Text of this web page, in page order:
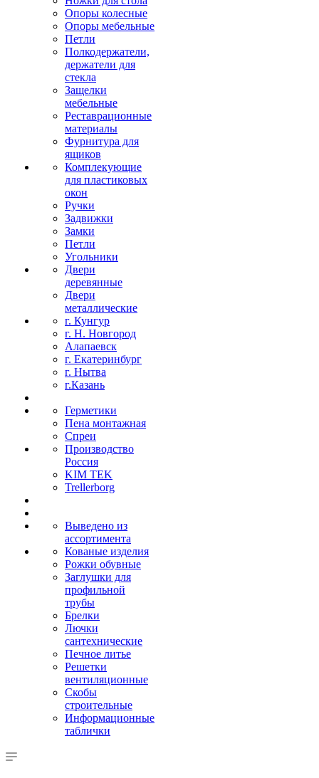
Опоры колесные
Опоры мебельные
Петли
Полкодержатели,
держатели для
стекла
Защелки
мебельные
Реставрационные
материалы
Фурнитура для
ящиков
Комплекующие
для пластиковых
окон
Ручки
Задвижки
Замки
Петли
Угольники
Двери
деревянные
Двери
металлические
г. Кунгур
г. Н. Новгород
Алапаевск
г. Екатеринбург
г. Нытва
г.Казань
Герметики
Пена монтажная
Спреи
Производство
Россия
KIM TEK
Trellerborg
Выведено из
ассортимента
Кованые изделия
Рожки обувные
Заглушки для
профильной
трубы
Брелки
Лючки
сантехнические
Печное литье
Решетки
вентиляционные
Скобы
строительные
Информационные
таблички